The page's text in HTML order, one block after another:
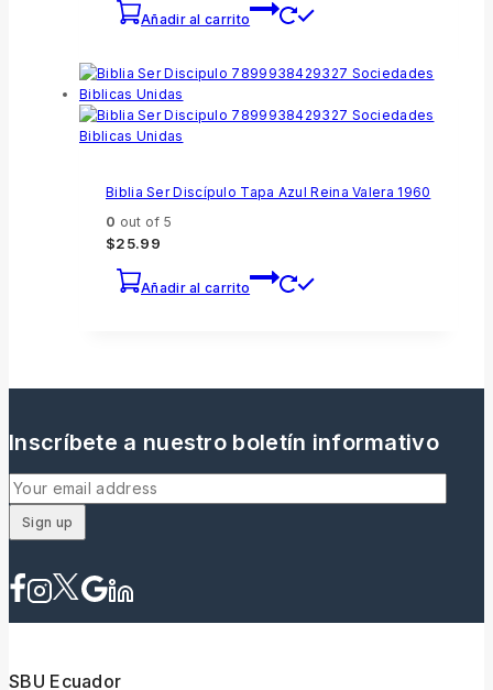
original
actual
Añadir al carrito
Biblia Ser Discípulo Tapa Azul Reina Valera 1960
0 out of 5
$25.99
Añadir al carrito
Inscríbete a nuestro boletín informativo
SBU Ecuador